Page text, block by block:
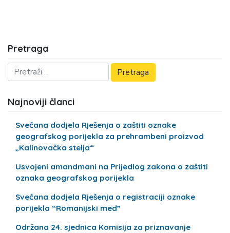
Pretraga
Najnoviji članci
Svečana dodjela Rješenja o zaštiti oznake
geografskog porijekla za prehrambeni proizvod
„Kalinovačka stelja“
Usvojeni amandmani na Prijedlog zakona o zaštiti
oznaka geografskog porijekla
Svečana dodjela Rješenja o registraciji oznake
porijekla “Romanijski med”
Održana 24. sjednica Komisija za priznavanje